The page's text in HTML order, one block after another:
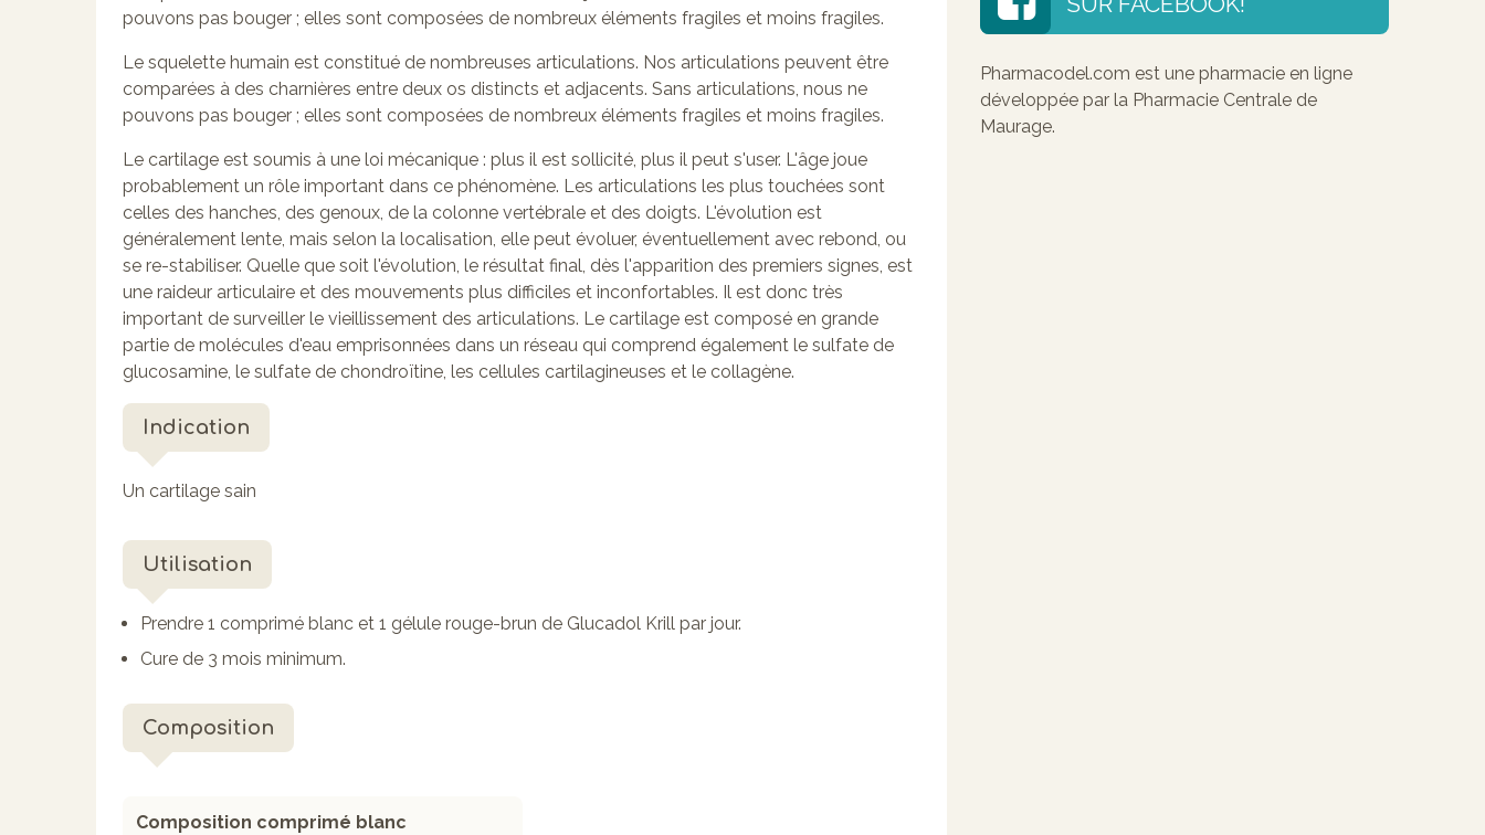
pouvons pas bouger ; elles sont composées de nombreux éléments fragiles et moins fragiles.
Le squelette humain est constitué de nombreuses articulations. Nos articulations peuvent être
comparées à des charnières entre deux os distincts et adjacents. Sans articulations, nous ne
pouvons pas bouger ; elles sont composées de nombreux éléments fragiles et moins fragiles.
Le cartilage est soumis à une loi mécanique : plus il est sollicité, plus il peut s'user. L'âge joue
probablement un rôle important dans ce phénomène. Les articulations les plus touchées sont
celles des hanches, des genoux, de la colonne vertébrale et des doigts. L'évolution est
généralement lente, mais selon la localisation, elle peut évoluer, éventuellement avec rebond, ou
se re-stabiliser. Quelle que soit l'évolution, le résultat final, dès l'apparition des premiers signes, est
une raideur articulaire et des mouvements plus difficiles et inconfortables. Il est donc très
important de surveiller le vieillissement des articulations. Le cartilage est composé en grande
partie de molécules d'eau emprisonnées dans un réseau qui comprend également le sulfate de
glucosamine, le sulfate de chondroïtine, les cellules cartilagineuses et le collagène.
Indication
Un cartilage sain
Utilisation
Prendre 1 comprimé blanc et 1 gélule rouge-brun de Glucadol Krill par jour.
Cure de 3 mois minimum.
Composition
Composition comprimé blanc
Pharmacodel.com est une pharmacie en ligne
développée par la Pharmacie Centrale de
Maurage.